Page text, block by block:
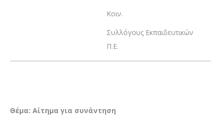
Κοιν.
Συλλόγους Εκπαιδευτικών
Π.Ε.
Θέμα: Αίτημα για συνάντηση